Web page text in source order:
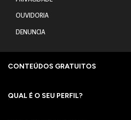
OUVIDORIA
DENUNCIA
CONTEÚDOS GRATUITOS
QUAL É O SEU PERFIL?